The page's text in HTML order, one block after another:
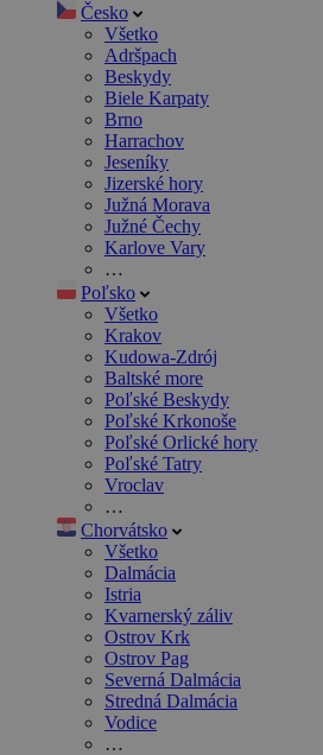
Česko
Všetko
Adršpach
Beskydy
Biele Karpaty
Brno
Harrachov
Jeseníky
Jizerské hory
Južná Morava
Južné Čechy
Karlove Vary
…
Poľsko
Všetko
Krakov
Kudowa-Zdrój
Baltské more
Poľské Beskydy
Poľské Krkonoše
Poľské Orlické hory
Poľské Tatry
Vroclav
…
Chorvátsko
Všetko
Dalmácia
Istria
Kvarnerský záliv
Ostrov Krk
Ostrov Pag
Severná Dalmácia
Stredná Dalmácia
Vodice
…